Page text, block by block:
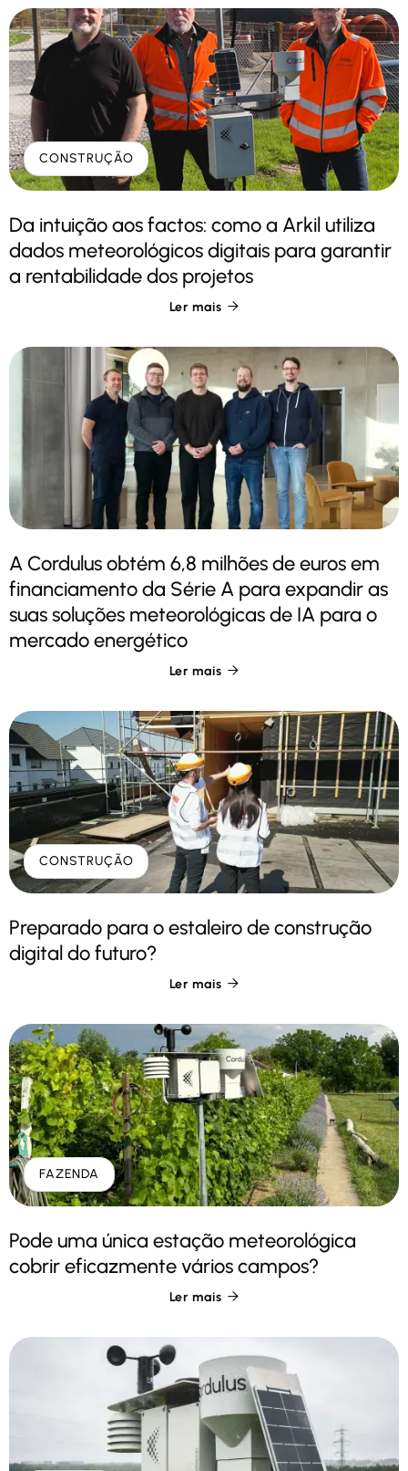
CONSTRUÇÃO
Da intuição aos factos: como a Arkil utiliza
dados meteorológicos digitais para garantir
a rentabilidade dos projetos
Ler mais 
A Cordulus obtém 6,8 milhões de euros em
financiamento da Série A para expandir as
suas soluções meteorológicas de IA para o
mercado energético
Ler mais 
CONSTRUÇÃO
Preparado para o estaleiro de construção
digital do futuro?
Ler mais 
FAZENDA
Pode uma única estação meteorológica
cobrir eficazmente vários campos?
Ler mais 